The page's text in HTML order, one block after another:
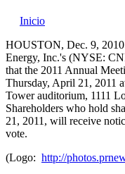
Inicio
HOUSTON, Dec. 9, 2010
Energy, Inc.'s (NYSE:
that the 2011 Annual
Thursday, April 21, 2011
Tower auditorium, 1111
Shareholders who hold
21, 2011 , will receive
vote.
(Logo: http://